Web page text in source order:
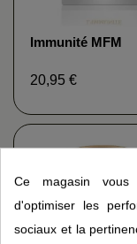
Immunité MFM
20,95 €
Ce magasin vous
d'optimiser les
sociaux et la